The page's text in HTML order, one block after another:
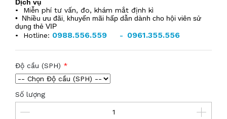
Dịch vụ
• Miễn phí tư vấn, đo, khám mắt định kì
• Nhiều ưu đãi, khuyến mãi hấp dẫn dành cho hội viên sử
dụng thẻ VIP
• Hotline: 0988.556.559 - 0961.355.556
Độ cầu (SPH)
Số lượng